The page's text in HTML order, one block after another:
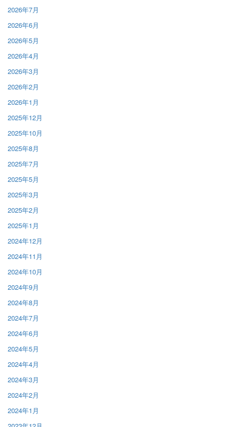
2026年7月
2026年6月
2026年5月
2026年4月
2026年3月
2026年2月
2026年1月
2025年12月
2025年10月
2025年8月
2025年7月
2025年5月
2025年3月
2025年2月
2025年1月
2024年12月
2024年11月
2024年10月
2024年9月
2024年8月
2024年7月
2024年6月
2024年5月
2024年4月
2024年3月
2024年2月
2024年1月